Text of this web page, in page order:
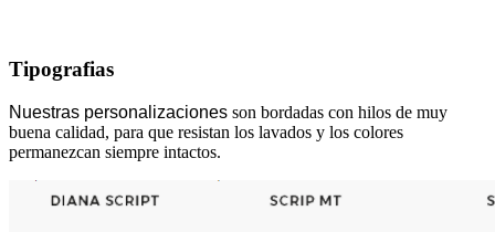
Tipografias
Nuestras personalizaciones son bordadas con hilos de muy
buena calidad, para que resistan los lavados y los colores
permanezcan siempre intactos.